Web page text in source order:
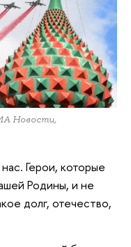
Новости,
Герои, которые
Родины, и не
долг, отечество,